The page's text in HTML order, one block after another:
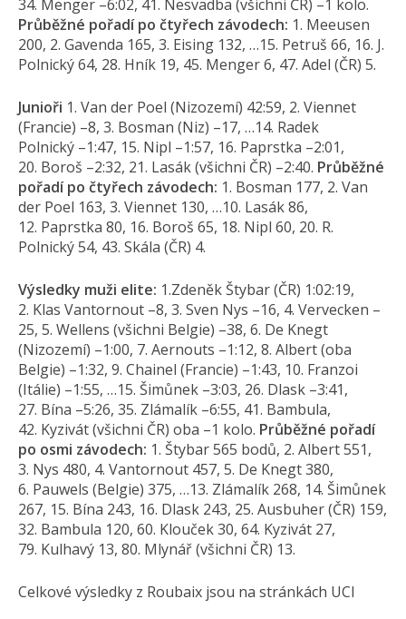
34. Menger –6:02, 41. Nesvadba (všichni ČR) –1 kolo.
Průběžné pořadí po čtyřech závodech: 1. Meeusen
200, 2. Gavenda 165, 3. Eising 132, …15. Petruš 66, 16. J.
Polnický 64, 28. Hník 19, 45. Menger 6, 47. Adel (ČR) 5.
Junioři 1. Van der Poel (Nizozemí) 42:59, 2. Viennet
(Francie) –8, 3. Bosman (Niz) –17, …14. Radek
Polnický –1:47, 15. Nipl –1:57, 16. Paprstka –2:01,
20. Boroš –2:32, 21. Lasák (všichni ČR) –2:40. Průběžné
pořadí po čtyřech závodech: 1. Bosman 177, 2. Van
der Poel 163, 3. Viennet 130, …10. Lasák 86,
12. Paprstka 80, 16. Boroš 65, 18. Nipl 60, 20. R.
Polnický 54, 43. Skála (ČR) 4.
Výsledky muži elite: 1.Zdeněk Štybar (ČR) 1:02:19,
2. Klas Vantornout –8, 3. Sven Nys –16, 4. Vervecken –
25, 5. Wellens (všichni Belgie) –38, 6. De Knegt
(Nizozemí) –1:00, 7. Aernouts –1:12, 8. Albert (oba
Belgie) –1:32, 9. Chainel (Francie) –1:43, 10. Franzoi
(Itálie) –1:55, …15. Šimůnek –3:03, 26. Dlask –3:41,
27. Bína –5:26, 35. Zlámalík –6:55, 41. Bambula,
42. Kyzivát (všichni ČR) oba –1 kolo. Průběžné pořadí
po osmi závodech: 1. Štybar 565 bodů, 2. Albert 551,
3. Nys 480, 4. Vantornout 457, 5. De Knegt 380,
6. Pauwels (Belgie) 375, …13. Zlámalík 268, 14. Šimůnek
267, 15. Bína 243, 16. Dlask 243, 25. Ausbuher (ČR) 159,
32. Bambula 120, 60. Klouček 30, 64. Kyzivát 27,
79. Kulhavý 13, 80. Mlynář (všichni ČR) 13.
Celkové výsledky z Roubaix jsou na stránkách UCI